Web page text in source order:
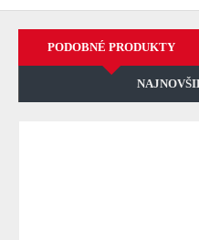
PODOBNÉ PRODUKTY